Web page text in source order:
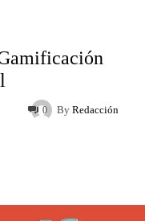
By Redacción
0